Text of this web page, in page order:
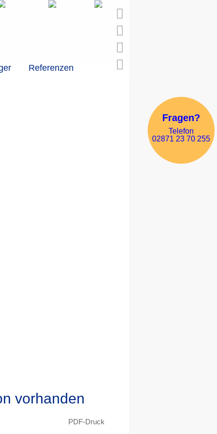
Referenzen
vorhanden
PDF-Druck
Fragen?
Telefon
02871 23 70 255